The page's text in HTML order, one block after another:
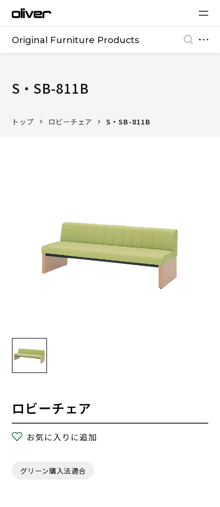
Original Furniture Products
S・SB-811B
トップ ロビーチェア S・SB-811B
ロビーチェア
お気に入りに追加
グリーン購入法適合